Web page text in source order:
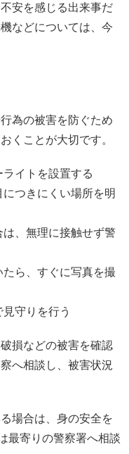
安を感じる出来事だ
などについては、今
為の被害を防ぐため
くことが大切です。
イトを設置する
つきにくい場所を明
、無理に接触せず警
ら、すぐに写真を撮
守りを行う
損などの被害を確認
へ相談し、被害状況
場合は、身の安全を
最寄りの警察署へ相談